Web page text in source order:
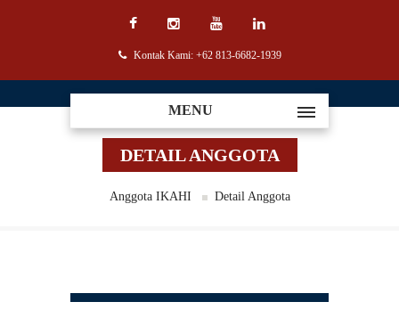
Kontak Kami: +62 813-6682-1939
MENU
DETAIL ANGGOTA
Anggota IKAHI Detail Anggota